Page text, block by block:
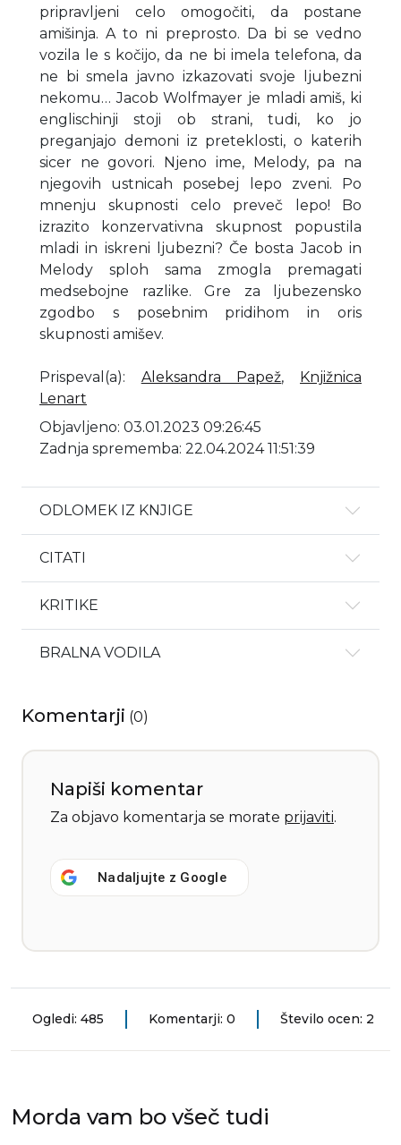
pripravljeni celo omogočiti, da postane
amišinja. A to ni preprosto. Da bi se vedno
vozila le s kočijo, da ne bi imela telefona, da
ne bi smela javno izkazovati svoje ljubezni
nekomu… Jacob Wolfmayer je mladi amiš, ki
englischinji stoji ob strani, tudi, ko jo
preganjajo demoni iz preteklosti, o katerih
sicer ne govori. Njeno ime, Melody, pa na
njegovih ustnicah posebej lepo zveni. Po
mnenju skupnosti celo preveč lepo! Bo
izrazito konzervativna skupnost popustila
mladi in iskreni ljubezni? Če bosta Jacob in
Melody sploh sama zmogla premagati
medsebojne razlike. Gre za ljubezensko
zgodbo s posebnim pridihom in oris
skupnosti amišev.
Prispeval(a): Aleksandra Papež, Knjižnica
Lenart
Objavljeno: 03.01.2023 09:26:45
Zadnja sprememba: 22.04.2024 11:51:39
ODLOMEK IZ KNJIGE
CITATI
KRITIKE
BRALNA VODILA
Komentarji (0)
Napiši komentar
Za objavo komentarja se morate prijaviti.
Nadaljujte z Google
Ogledi: 485 Komentarji: 0 Število ocen: 2
Morda vam bo všeč tudi